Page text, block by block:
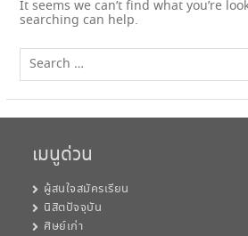
It seems we can’t find what you’re
searching can help.
Search
for:
เมนูด่วน
ผู้สนใจสมัครเรียน
นิสิตปัจจุบัน
ศิษย์เก่า